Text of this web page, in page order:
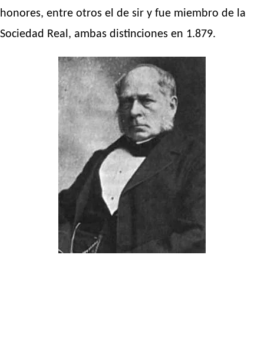
honores, entre otros el de sir y fue miembro de la
Sociedad Real, ambas distinciones en 1.879.